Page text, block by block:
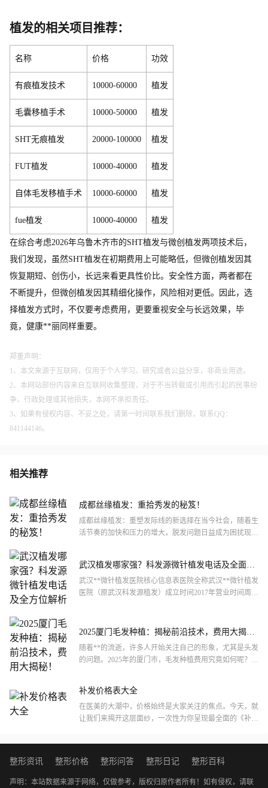
植发的相关项目推荐：
名称 价格 功效
有痕植发技术 10000-60000 植发
毛囊移植手术 10000-50000 植发
SHT无痕植发 20000-100000 植发
FUT植发 10000-40000 植发
自体毛发移植手术 10000-60000 植发
fue植发 10000-40000 植发
在综合考虑2026年乌鲁木齐市的SHT植发与微创植发两项技术后，
我们发现，虽然SHT植发在初期费用上可能略低，但微创植发因其
恢复期短、创伤小，长远来看更具性价比。安全性方面，两者都在
不断提升，但微创植发因其精细化操作，风险相对更低。因此，选
择植发方式时，不仅要考虑费用，更要重视安全与长远效果，毕
竟，健康**丽同样重要。
郑重声明：
1、本文来源于互联网，仅用于个人学习、研究或者公益分享，非商业用途。
2、本网站部份内容来自互联网收集整理，对于不当转载或引用而引起的民事纷
争、行政处理或其他损失，本网不承担责任。
3、如果有侵权内容、不妥之处，请第一时间联系我们删除，联系QQ：
841144146。
相关推荐
成都丝缘植发：重拾秀发的秘笈！
成都丝缘植发：重塑发际线的新选择在当今社会，随着生
活节奏的加快和压力的增大，脱发问题日益成为困扰现代
武汉植发哪家强？科发源微针植发电话及全面解
析
武汉**微针植发医院核心信息表医院全称武汉**微针植发
医院（原武汉科发源植发）成立时间2017年营业时间周一
2025厦门毛发种植：揭秘前沿技术，费用大揭
秘！
随着**的流逝，许多人开始关注自己的形象，尤其是头发
的问题。2025年的厦门市，毛发种植费用究竟如何呢？是
补发价格表大全
在医美的大潮中，价格始终是大家关注的焦点。今天，就
让我们来揭开这层面纱，一次性为你呈现最全面的《补发
字。我们用...
整形资讯 整形价格 整形问答 整形日记 整形百科
声明：本站数据来源于网络，仅做参考，版权归原作者所有！如有侵权，请联